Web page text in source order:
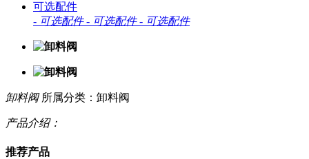
可选配件
- 可选配件 - 可选配件 - 可选配件
卸料阀 所属分类：卸料阀
产品介绍：
推荐产品